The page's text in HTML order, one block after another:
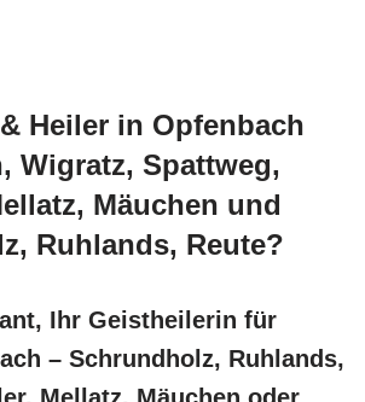
Heiler in Opfenbach
Wigratz, Spattweg,
Mäuchen und
Ruhlands, Reute?
Ihr Geistheilerin für
– Schrundholz, Ruhlands,